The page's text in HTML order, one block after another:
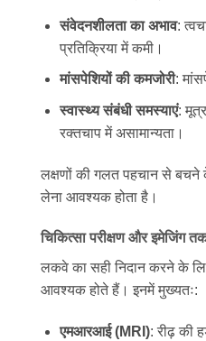
संवेदनशीलता का अभाव:
प्रतिक्रिया में कमी।
मांसपेशियों की कमजोरी:
स्वास्थ्य संबंधी समस्याएं:
रक्तचाप में असामान्यता।
लक्षणों की गलत पहचान से
लेना आवश्यक होता है।
चिकित्सा परीक्षण और इमेजिंग
लकवे का सही निदान करने के
आवश्यक होते हैं। इनमें मुख्यतः:
एमआरआई (MRI): रीढ़ की